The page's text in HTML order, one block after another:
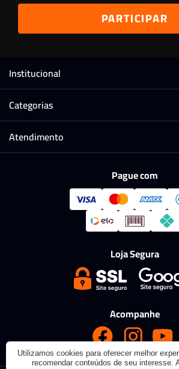
Institucional
Categorias
Atendimento
Pague com
Loja Segura
Acompanhe
Utilizamos cookies para oferecer melhor
recomendar conteúdos de seu interesse.